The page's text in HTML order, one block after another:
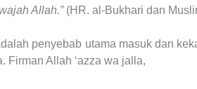
Allah.”(HR. al-Bukhari dan
penyebab utama masuk dan
Firman Allah ‘azza wa jalla,